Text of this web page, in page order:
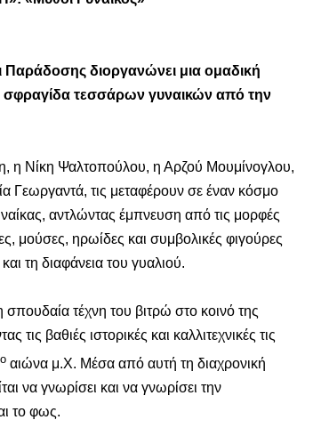
Παράδοσης διοργανώνει μια ομαδική
σφραγίδα τεσσάρων γυναικών από την
η Νίκη Ψαλτοπούλου, η Αρζού Μουμίνογλου,
Γεωργαντά, τις μεταφέρουν σε έναν κόσμο
αντλώντας έμπνευση από τις μορφές
μούσες, ηρωίδες και συμβολικές φιγούρες
τη διαφάνεια του γυαλιού.
σπουδαία τέχνη του βιτρώ στο κοινό της
τις βαθιές ιστορικές και καλλιτεχνικές τις
ο αιώνα μ.Χ. Μέσα από αυτή τη διαχρονική
να γνωρίσει και να γνωρίσει την
το φως.